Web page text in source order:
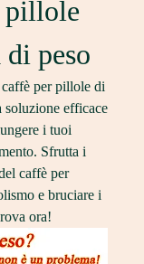
pillole
peso
per pillole di
soluzione efficace
i tuoi
Sfrutta i
caffè per
e bruciare i
ora!